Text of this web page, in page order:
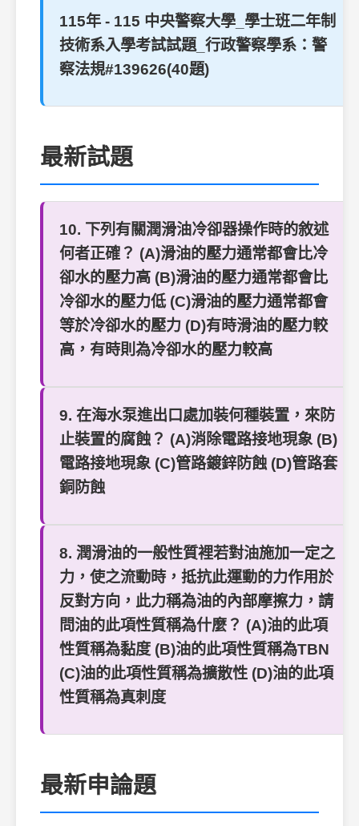
115年 - 115 中央警察大學_學士班二年制
技術系入學考試試題_行政警察學系：警
察法規#139626(40題)
最新試題
10. 下列有關潤滑油冷卻器操作時的敘述
何者正確？ (A)滑油的壓力通常都會比冷
卻水的壓力高 (B)滑油的壓力通常都會比
冷卻水的壓力低 (C)滑油的壓力通常都會
等於冷卻水的壓力 (D)有時滑油的壓力較
高，有時則為冷卻水的壓力較高
9. 在海水泵進出口處加裝何種裝置，來防
止裝置的腐蝕？ (A)消除電路接地現象 (B)
電路接地現象 (C)管路鍍鋅防蝕 (D)管路套
銅防蝕
8. 潤滑油的一般性質裡若對油施加一定之
力，使之流動時，抵抗此運動的力作用於
反對方向，此力稱為油的內部摩擦力，請
問油的此項性質稱為什麼？ (A)油的此項
性質稱為黏度 (B)油的此項性質稱為TBN
(C)油的此項性質稱為擴散性 (D)油的此項
性質稱為真刺度
最新申論題